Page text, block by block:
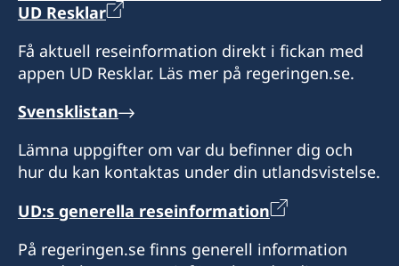
UD Resklar
Få aktuell reseinformation direkt i fickan med
appen UD Resklar. Läs mer på regeringen.se.
Svensklistan
Lämna uppgifter om var du befinner dig och
hur du kan kontaktas under din utlandsvistelse.
UD:s generella reseinformation
På regeringen.se finns generell information